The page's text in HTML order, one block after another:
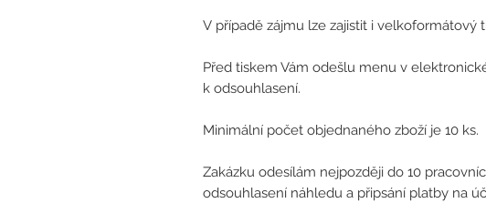
V případě zájmu lze zajistit i velkoformátový
Před tiskem Vám odešlu menu v
k odsouhlasení.
Minimální počet objednaného zboží je 10 ks.
Zakázku odesílám nejpozději do 10
odsouhlasení náhledu a připsání platby na